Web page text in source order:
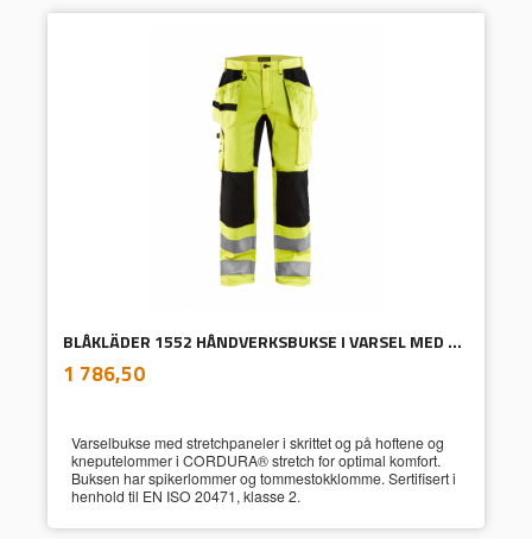
BLÅKLÄDER 1552 HÅNDVERKSBUKSE I VARSEL MED STRETCH GUL/SVART
Pris
1 786,50mva.
Varselbukse med stretchpaneler i skrittet og på hoftene og
kneputelommer i CORDURA® stretch for optimal komfort.
Buksen har spikerlommer og tommestokklomme. Sertifisert i
henhold til EN ISO 20471, klasse 2.